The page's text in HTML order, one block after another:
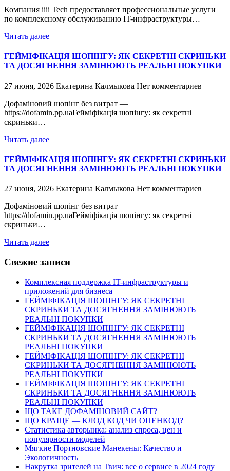
Компания iiii Tech предоставляет профессиональные услуги
по комплексному обслуживанию IT-инфраструктуры…
Читать далее
ГЕЙМІФІКАЦІЯ ШОПІНГУ: ЯК СЕКРЕТНІ СКРИНЬКИ
ТА ДОСЯГНЕННЯ ЗАМІНЮЮТЬ РЕАЛЬНІ ПОКУПКИ
27 июня, 2026 Екатерина Калмыкова Нет комментариев
Дофаміновий шопінг без витрат —
https://dofamin.pp.uaГейміфікація шопінгу: як секретні
скриньки…
Читать далее
ГЕЙМІФІКАЦІЯ ШОПІНГУ: ЯК СЕКРЕТНІ СКРИНЬКИ
ТА ДОСЯГНЕННЯ ЗАМІНЮЮТЬ РЕАЛЬНІ ПОКУПКИ
27 июня, 2026 Екатерина Калмыкова Нет комментариев
Дофаміновий шопінг без витрат —
https://dofamin.pp.uaГейміфікація шопінгу: як секретні
скриньки…
Читать далее
Свежие записи
Комплексная поддержка IT-инфраструктуры и
приложений для бизнеса
ГЕЙМІФІКАЦІЯ ШОПІНГУ: ЯК СЕКРЕТНІ
СКРИНЬКИ ТА ДОСЯГНЕННЯ ЗАМІНЮЮТЬ
РЕАЛЬНІ ПОКУПКИ
ГЕЙМІФІКАЦІЯ ШОПІНГУ: ЯК СЕКРЕТНІ
СКРИНЬКИ ТА ДОСЯГНЕННЯ ЗАМІНЮЮТЬ
РЕАЛЬНІ ПОКУПКИ
ГЕЙМІФІКАЦІЯ ШОПІНГУ: ЯК СЕКРЕТНІ
СКРИНЬКИ ТА ДОСЯГНЕННЯ ЗАМІНЮЮТЬ
РЕАЛЬНІ ПОКУПКИ
ГЕЙМІФІКАЦІЯ ШОПІНГУ: ЯК СЕКРЕТНІ
СКРИНЬКИ ТА ДОСЯГНЕННЯ ЗАМІНЮЮТЬ
РЕАЛЬНІ ПОКУПКИ
ЩО ТАКЕ ДОФАМІНОВИЙ САЙТ?
ЩО КРАЩЕ — КЛОД КОД ЧИ ОПЕНКОД?
Статистика авторынка: анализ спроса, цен и
популярности моделей
Мягкие Портновские Манекены: Качество и
Экологичность
Накрутка зрителей на Твич: все о сервисе в 2024 году